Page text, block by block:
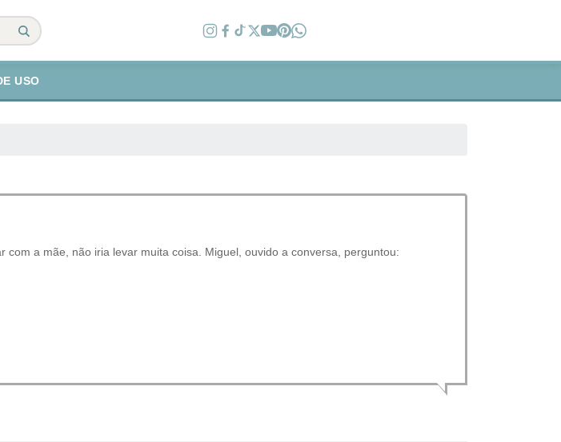
USO
a mãe, não iria levar muita coisa. Miguel, ouvido a conversa, perguntou: